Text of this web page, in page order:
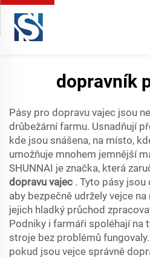
dopravník
Pásy pro dopravu vajec jsou
drůbežární farmu. Usnadňují
kde jsou snášena, na místo,
umožňuje mnohem jemnější
SHUNNAI je značka, která
dopravu vajec . Tyto pásy jsou
aby bezpečně udržely vejce
jejich hladký průchod
Podniky i farmáři spoléhají na
stroje bez problémů
pokud jsou vejce správně